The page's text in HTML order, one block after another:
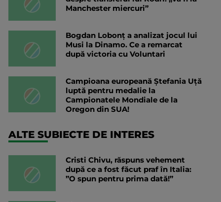
Manchester miercuri”
Bogdan Lobonț a analizat jocul lui
Musi la Dinamo. Ce a remarcat
după victoria cu Voluntari
Campioana europeană Ștefania Uță
luptă pentru medalie la
Campionatele Mondiale de la
Oregon din SUA!
ALTE SUBIECTE DE INTERES
Cristi Chivu, răspuns vehement
după ce a fost făcut praf în Italia:
”O spun pentru prima dată!”